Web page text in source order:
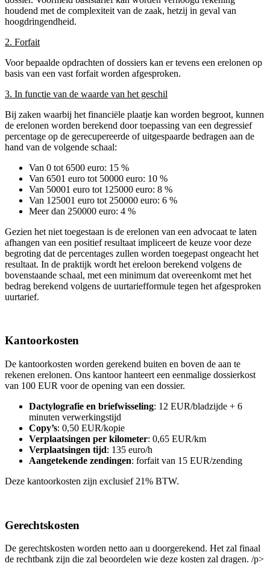
houdend met de complexiteit van de zaak, hetzij in geval van
hoogdringendheid.
2. Forfait
Voor bepaalde opdrachten of dossiers kan er tevens een erelonen op
basis van een vast forfait worden afgesproken.
3. In functie van de waarde van het geschil
Bij zaken waarbij het financiële plaatje kan worden begroot, kunnen
de erelonen worden berekend door toepassing van een degressief
percentage op de gerecupereerde of uitgespaarde bedragen aan de
hand van de volgende schaal:
Van 0 tot 6500 euro: 15 %
Van 6501 euro tot 50000 euro: 10 %
Van 50001 euro tot 125000 euro: 8 %
Van 125001 euro tot 250000 euro: 6 %
Meer dan 250000 euro: 4 %
Gezien het niet toegestaan is de erelonen van een advocaat te laten
afhangen van een positief resultaat impliceert de keuze voor deze
begroting dat de percentages zullen worden toegepast ongeacht het
resultaat. In de praktijk wordt het ereloon berekend volgens de
bovenstaande schaal, met een minimum dat overeenkomt met het
bedrag berekend volgens de uurtariefformule tegen het afgesproken
uurtarief.
Kantoorkosten
De kantoorkosten worden gerekend buiten en boven de aan te
rekenen erelonen. Ons kantoor hanteert een eenmalige dossierkost
van 100 EUR voor de opening van een dossier.
Dactylografie en briefwisseling: 12 EUR/bladzijde + 6
minuten verwerkingstijd
Copy’s: 0,50 EUR/kopie
Verplaatsingen per kilometer: 0,65 EUR/km
Verplaatsingen tijd: 135 euro/h
Aangetekende zendingen: forfait van 15 EUR/zending
Deze kantoorkosten zijn exclusief 21% BTW.
Gerechtskosten
De gerechtskosten worden netto aan u doorgerekend. Het zal finaal
de rechtbank zijn die zal beoordelen wie deze kosten zal dragen. /p>